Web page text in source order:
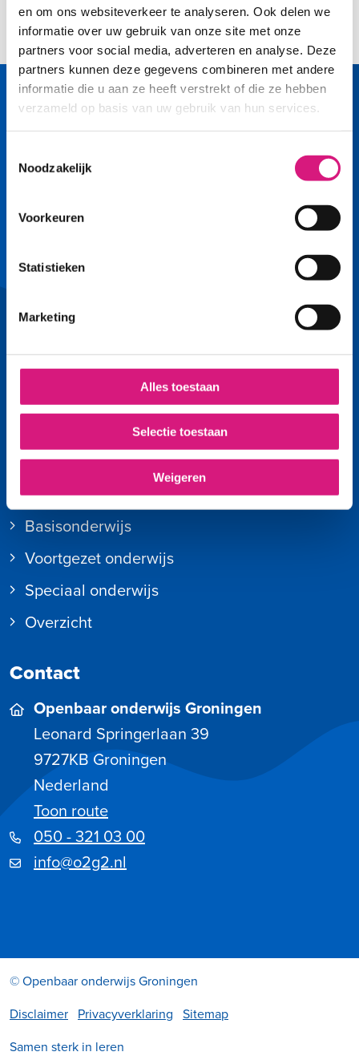
en om ons websiteverkeer te analyseren. Ook delen we
informatie over uw gebruik van onze site met onze
partners voor social media, adverteren en analyse. Deze
partners kunnen deze gegevens combineren met andere
informatie die u aan ze heeft verstrekt of die ze hebben
verzameld op basis van uw gebruik van hun services.
Noodzakelijk
Voorkeuren
Statistieken
Marketing
Alles toestaan
Selectie toestaan
Weigeren
Deel deze paginaDeel deze pagina op Facebook
Deel deze pagina op X
Deel deze pagina op LinkedIn
Deel deze pagina op WhatsApp
Deel deze pagina op E-mail
Snel naar
Naar de brugklas
Plein-Online (voor medewerkers)
Meld een fout op de site
Onze scholen
Basisonderwijs
Voortgezet onderwijs
Speciaal onderwijs
Overzicht
Contact
Openbaar onderwijs Groningen
Leonard Springerlaan 39
9727KBGroningen
Nederland
Toon route
050 - 321 03 00
info@o2g2.nl
© Openbaar onderwijs Groningen
Disclaimer Privacyverklaring Sitemap
Samen sterk in leren